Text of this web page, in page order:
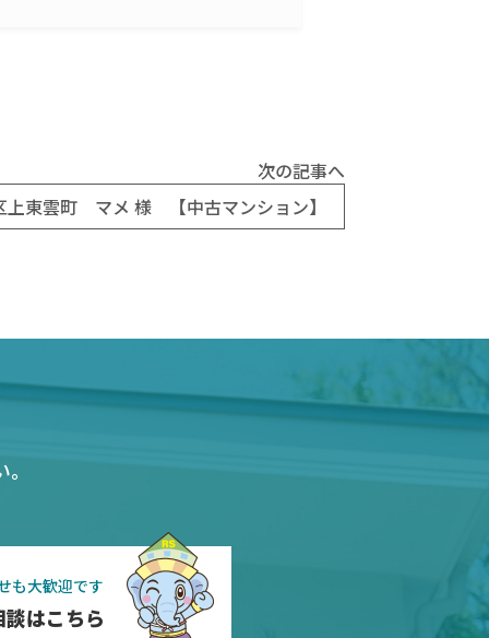
次の記事へ
上東雲町 マメ 様 【中古マンション】
も大歓迎です
はこちら